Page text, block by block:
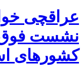
عراقچی
نشست
کشورهای